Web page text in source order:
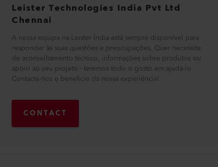
Leister Technologies India Pvt Ltd
Chennai
A nossa equipa na Leister Índia está sempre disponível para
responder às suas questões e preocupações. Quer necessite
de aconselhamento técnico, informações sobre produtos ou
apoio ao seu projeto - teremos todo o gosto em ajudá-lo.
Contacte-nos e beneficie da nossa experiência!
CONTACT